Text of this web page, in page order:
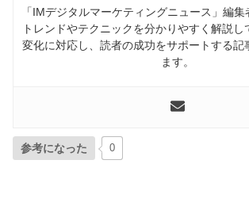
「IMデジタルマーケティングニュース」編
トレンドやテクニックを分かりやすく解説
変化に対応し、読者の成功をサポートする記
ます。
参考になった 0